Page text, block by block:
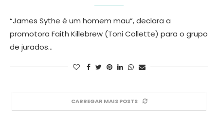
“James Sythe é um homem mau”, declara a
promotora Faith Killebrew (Toni Collette) para o grupo
de jurados…
CARREGAR MAIS POSTS